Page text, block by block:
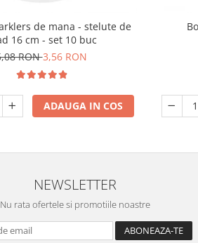
de mana - stelute de
16 cm - set 10 buc
RON3,56 RON
ADAUGA IN COS
NEWSLETTER
Nu rata ofertele si promotiile noastre